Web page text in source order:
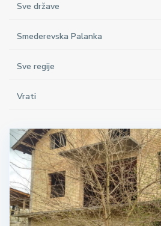
Sve države
Smederevska Palanka
Sve regije
Vrati